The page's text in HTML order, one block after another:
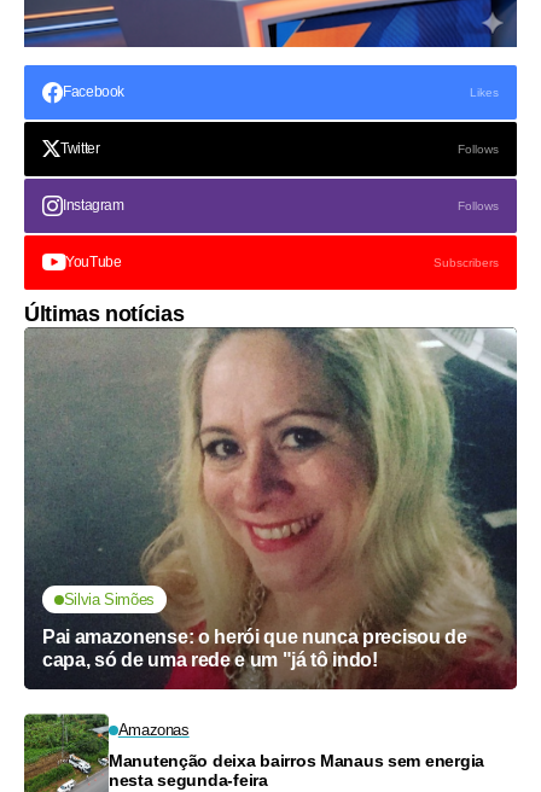
Facebook Likes
Twitter Follows
Instagram Follows
YouTube Subscribers
Últimas notícias
Silvia Simões
Pai amazonense: o herói que nunca precisou de
capa, só de uma rede e um "já tô indo!
Amazonas
Manutenção deixa bairros Manaus sem energia
nesta segunda-feira